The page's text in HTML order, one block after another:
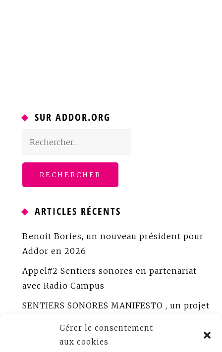
Gérer le consentement
aux cookies
SUR ADDOR.ORG
Rechercher :
ARTICLES RÉCENTS
Benoit Bories, un nouveau président pour
Addor en 2026
Appel#2 Sentiers sonores en partenariat
avec Radio Campus
SENTIERS SONORES MANIFESTO , un projet
ADDOR peaufine Sentiers sonores